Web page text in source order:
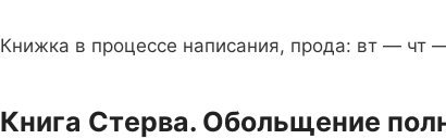
Книжка в процессе написания, прода: вт — чт
Книга Стерва. Обольщение